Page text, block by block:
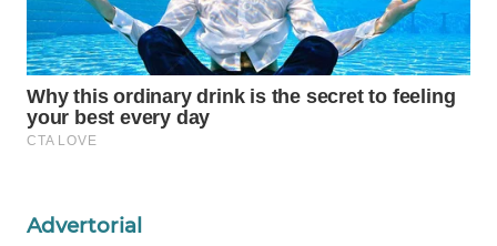
Advertorial
WALINKI
ID
MAWAKA
MARTABAT
NET